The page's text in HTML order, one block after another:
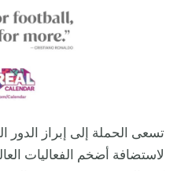
تسعى الحملة إلى إبراز الدور
لاستضافة أضخم الفعاليات